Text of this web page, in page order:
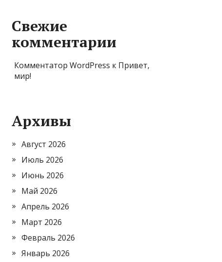
Свежие
комментарии
Комментатор WordPress к Привет,
мир!
Архивы
Август 2026
Июль 2026
Июнь 2026
Май 2026
Апрель 2026
Март 2026
Февраль 2026
Январь 2026